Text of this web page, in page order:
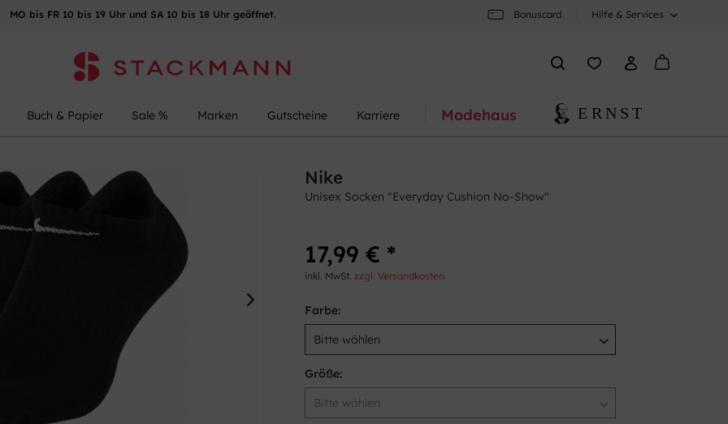
MO bis FR 10 bis 19 Uhr und SA 10 bis 18 Uhr geöffnet. Bonuscard Hilfe & Services
Buch & Papier Sale % Marken Gutscheine Karriere Modehaus
Nike
Unisex Socken "Everyday Cushion No-Show"
17,99 € *
inkl. MwSt.zzgl. Versandkosten
Farbe:
Größe: